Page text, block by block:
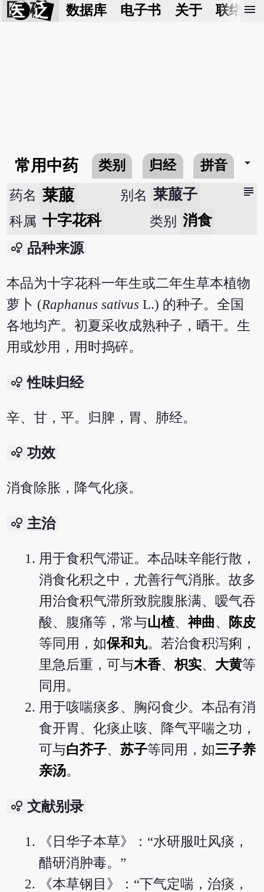
医 砭 数据库 电子书 关于 联络我
menu
常用中药 类别 归经 拼音 arrow_drop_down
subject
药名 莱菔 别名 莱菔子
科属 十字花科 类别 消食
bubble_chart 品种来源
本品为十字花科一年生或二年生草本植物
萝卜 (Raphanus sativus L.) 的种子。全国
各地均产。初夏采收成熟种子，晒干。生
用或炒用，用时捣碎。
bubble_chart 性味归经
辛、甘，平。归脾，胃、肺经。
bubble_chart 功效
消食除胀，降气化痰。
bubble_chart 主治
用于食积气滞证。本品味辛能行散，
消食化积之中，尤善行气消胀。故多
用治食积气滞所致脘腹胀满、嗳气吞
酸、腹痛等，常与山楂、神曲、
陈皮
等同用，如保和丸。若治食积泻痢，
里急后重，可与木香、枳实、 大黄等
同用。
用于咳喘痰多、胸闷食少。本品有消
食开胃、化痰止咳、降气平喘之功，
可与白芥子、苏子等同用，如三子养
亲汤。
bubble_chart 文献别录
《日华子本草》：“水研服吐风痰，
醋研消肿毒。”
《本草钢目》：“下气定喘，治痰，